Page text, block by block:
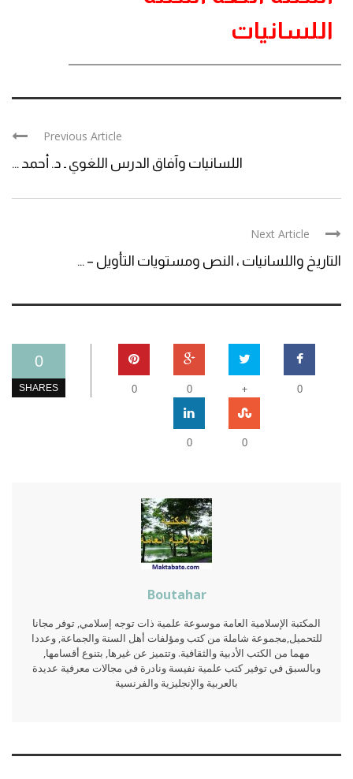
اللسانيات
Previous Article
اللسانيات وآفاق الدرس اللغوي ـ د. أحمد ...
Next Article
التاريخ واللسانيات ، النص ومستويات التأويل – ...
0
SHARES 0
+
0
0
0
0
Boutahar
المكتبة الإسلامية العامة موسوعة علمية ذات توجه إسلامي, توفر مجانا
للتحميل,مجموعة شاملة من كتب ومؤلفات أهل السنة والجماعة, وعددا
مهما من الكتب الأدبية والثقافية. وتتميز عن غيرها, بتنوع أقسامها,
وبالسبق في توفير كتب علمية نفيسة ونادرة في مجالات معرفية عديدة
بالعربية والإنجليزية والفرنسية